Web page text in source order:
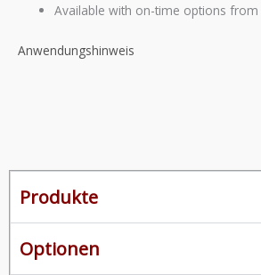
Available with on-time options
Anwendungshinweis
Produkte
Optionen